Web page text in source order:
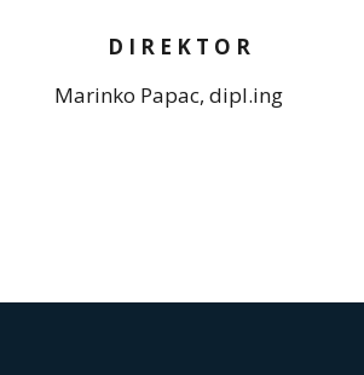
D I R E K T O R
Marinko Papac, dipl.ing